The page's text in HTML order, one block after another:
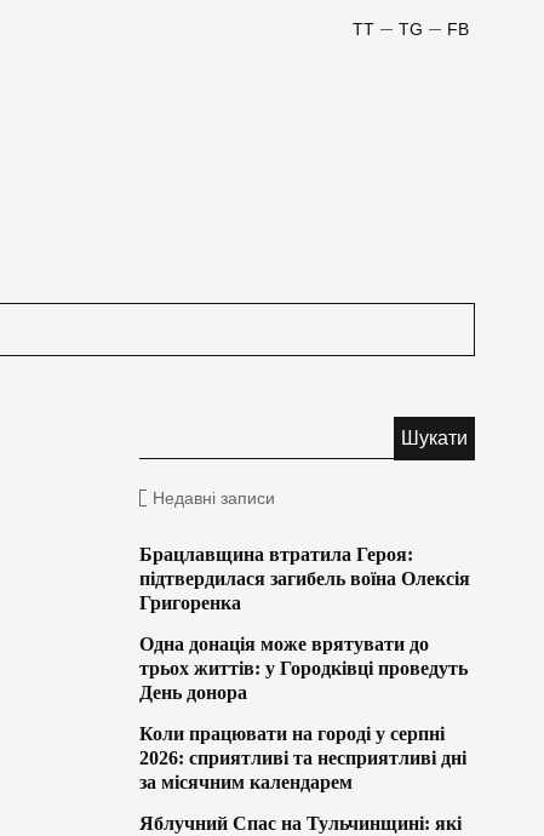
FB
TG
TT
Недавні записи
Брацлавщина втратила Героя:
підтвердилася загибель воїна Олексія
Григоренка
Одна донація може врятувати до
трьох життів: у Городківці проведуть
День донора
Коли працювати на городі у серпні
2026: сприятливі та несприятливі дні
за місячним календарем
Яблучний Спас на Тульчинщині: які